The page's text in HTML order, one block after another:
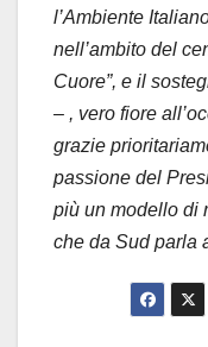
l’Ambiente
nell’ambito del
Cuore”, e il
– , vero fiore
grazie
passione del
più un modello di
che da Sud parla